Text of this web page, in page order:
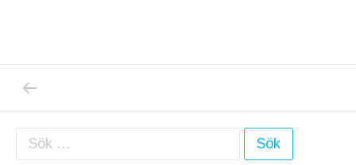
Inläggsnavigering
Sök efter: